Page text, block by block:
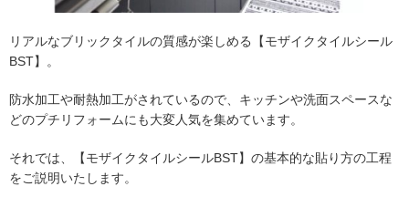
リアルなブリックタイルの質感が楽しめる【モザイクタイルシール
BST】。
防水加工や耐熱加工がされているので、キッチンや洗面スペースな
どのプチリフォームにも大変人気を集めています。
それでは、【モザイクタイルシールBST】の基本的な貼り方の工程
をご説明いたします。